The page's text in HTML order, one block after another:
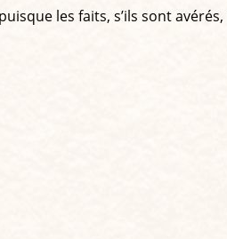
les faits, s’ils sont avérés,